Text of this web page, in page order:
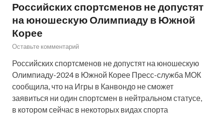
Российских спортсменов не допустят
на юношескую Олимпиаду в Южной
Корее
Оставьте комментарий
Российских спортсменов не допустят на юношескую
Олимпиаду-2024 в Южной Корее Пресс-служба МОК
сообщила, что на Игры в Канвондо не сможет
заявиться ни один спортсмен в нейтральном статусе,
в котором сейчас в некоторых видах спорта